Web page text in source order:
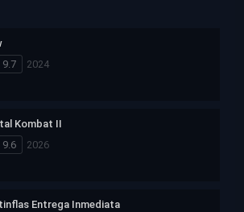
9.7
2024
Kombat II
9.6
2026
Entrega Inmediata